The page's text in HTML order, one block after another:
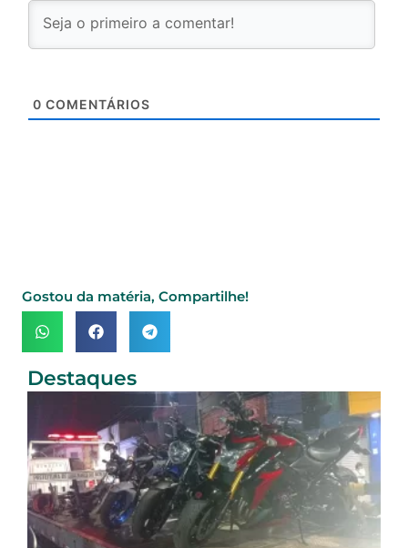
0 COMENTÁRIOS
Gostou da matéria, Compartilhe!
Destaques